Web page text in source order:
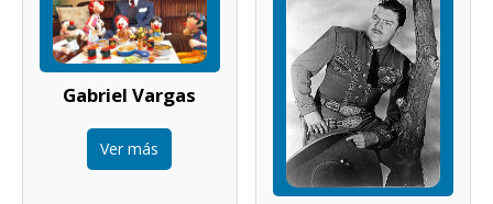
Gabriel Vargas
Ver más